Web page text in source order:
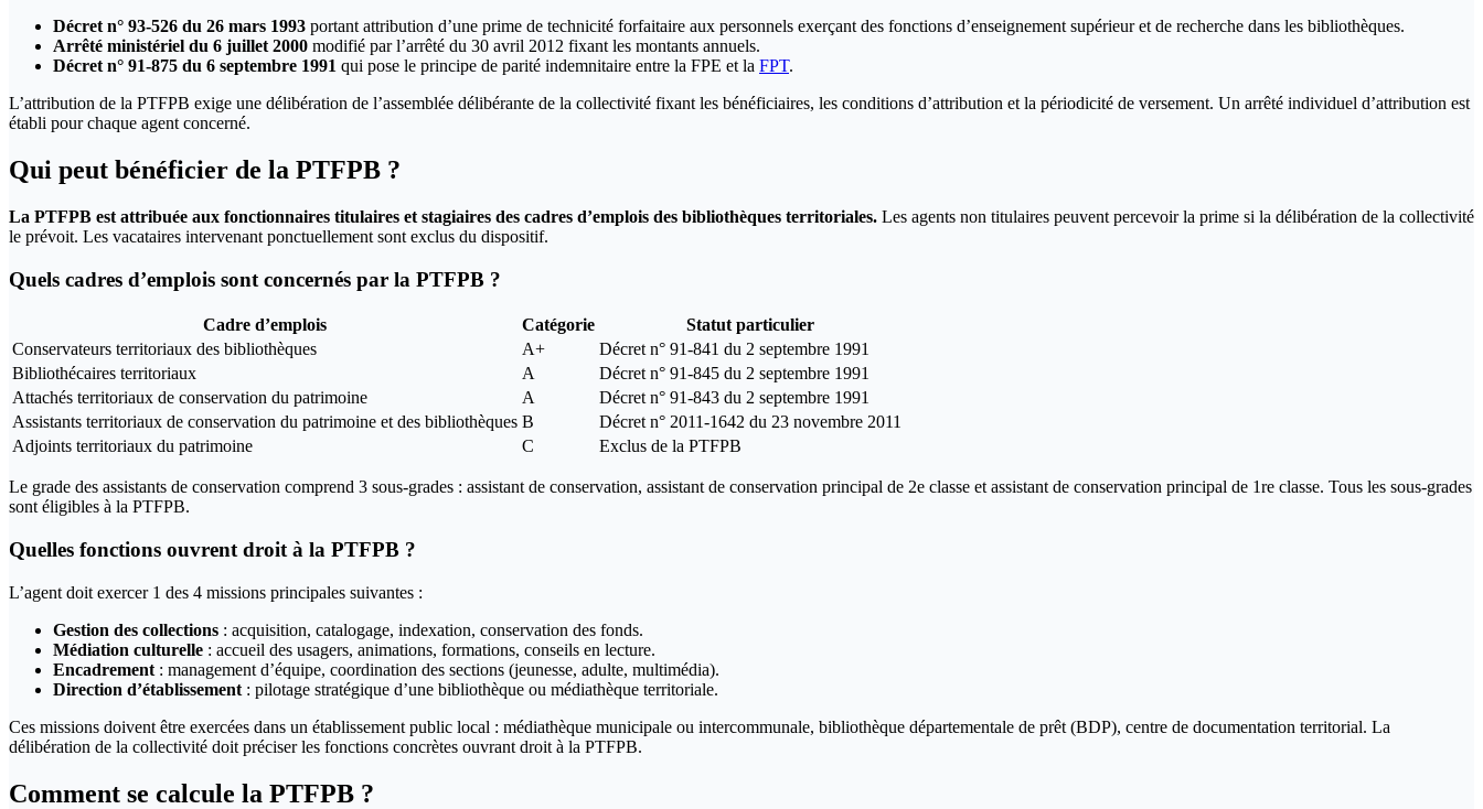
Décret n° 93-526 du 26 mars 1993 portant attribution d’une prime de technicité forfaitaire aux personnels exerçant des fonctions d’enseignement supérieur et de recherche dans les bibliothèques.
Arrêté ministériel du 6 juillet 2000 modifié par l’arrêté du 30 avril 2012 fixant les montants annuels.
Décret n° 91-875 du 6 septembre 1991 qui pose le principe de parité indemnitaire entre la FPE et la FPT.
L’attribution de la PTFPB exige une délibération de l’assemblée délibérante de la collectivité fixant les bénéficiaires, les conditions d’attribution et la périodicité de versement. Un arrêté individuel d’attribution est
établi pour chaque agent concerné.
Qui peut bénéficier de la PTFPB ?
La PTFPB est attribuée aux fonctionnaires titulaires et stagiaires des cadres d’emplois des bibliothèques territoriales. Les agents non titulaires peuvent percevoir la prime si la délibération de la collectivité
le prévoit. Les vacataires intervenant ponctuellement sont exclus du dispositif.
Quels cadres d’emplois sont concernés par la PTFPB ?
Cadre d’emplois Catégorie
Statut particulier
Conservateurs territoriaux des bibliothèques
A+
Décret n° 91-841 du 2 septembre 1991
Bibliothécaires territoriaux
A
Décret n° 91-845 du 2 septembre 1991
Attachés territoriaux de conservation du patrimoine
A
Décret n° 91-843 du 2 septembre 1991
Assistants territoriaux de conservation du patrimoine et des bibliothèques B
Décret n° 2011-1642 du 23 novembre 2011
Adjoints territoriaux du patrimoine
C Exclus de la PTFPB
Le grade des assistants de conservation comprend 3 sous-grades : assistant de conservation, assistant de conservation principal de 2e classe et assistant de conservation principal de 1re classe. Tous les sous-grades
sont éligibles à la PTFPB.
Quelles fonctions ouvrent droit à la PTFPB ?
L’agent doit exercer 1 des 4 missions principales suivantes :
Gestion des collections : acquisition, catalogage, indexation, conservation des fonds.
Médiation culturelle : accueil des usagers, animations, formations, conseils en lecture.
Encadrement : management d’équipe, coordination des sections (jeunesse, adulte, multimédia).
Direction d’établissement : pilotage stratégique d’une bibliothèque ou médiathèque territoriale.
Ces missions doivent être exercées dans un établissement public local : médiathèque municipale ou intercommunale, bibliothèque départementale de prêt (BDP), centre de documentation territorial. La
délibération de la collectivité doit préciser les fonctions concrètes ouvrant droit à la PTFPB.
Comment se calcule la PTFPB ?